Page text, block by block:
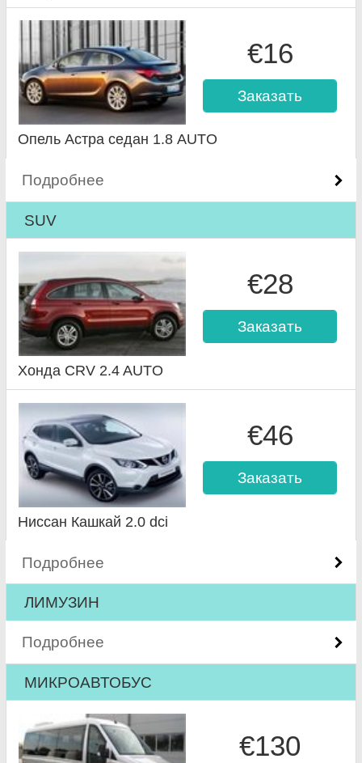
€16
Заказать
Опель Астра седан 1.8 AUTO
Подробнее
SUV
€28
Заказать
Хонда CRV 2.4 AUTO
€46
Заказать
Ниссан Кашкай 2.0 dci
Подробнее
ЛИМУЗИН
Подробнее
МИКРОАВТОБУС
€130